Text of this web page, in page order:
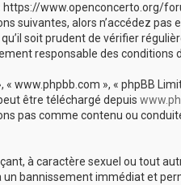
https://www.openconcerto.org/
suivantes, alors n’accédez pas
soit prudent de vérifier
responsable des
www.phpbb.com », « phpBB
être téléchargé depuis
pas comme contenu ou
à caractère sexuel ou tout
bannissement immédiat et